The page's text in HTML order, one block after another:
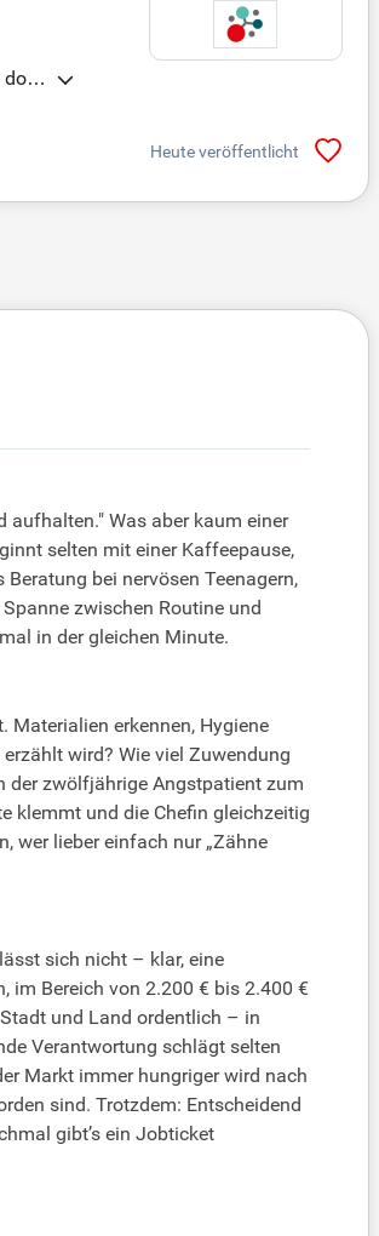
dok
Heute veröffentlicht
aufhalten." Was aber kaum einer
selten mit einer Kaffeepause,
bei nervösen Teenagern,
zwischen Routine und
in der gleichen Minute.
erkennen, Hygiene
wird? Wie viel Zuwendung
der zwölfjährige Angstpatient zum
klemmt und die Chefin gleichzeitig
wer lieber einfach nur „Zähne
sich nicht – klar, eine
im Bereich von 2.200 € bis 2.400 €
und Land ordentlich – in
Verantwortung schlägt selten
Markt immer hungriger wird nach
sind. Trotzdem: Entscheidend
gibt’s ein Jobticket